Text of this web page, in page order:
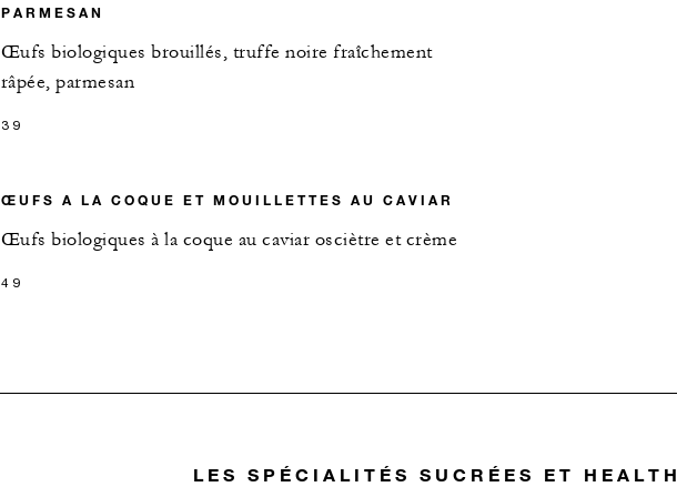
PARMESAN
Œufs biologiques brouillés, truffe noire fraîchement
râpée, parmesan
39
ŒUFS A LA COQUE ET MOUILLETTES AU CAVIAR
Œufs biologiques à la coque au caviar osciètre et crème
49
LES SPÉCIALITÉS SUCRÉES ET